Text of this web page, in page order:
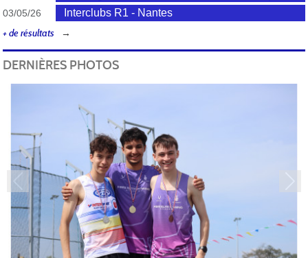
03/05/26
Interclubs R1 - Nantes
+ de résultats
DERNIÈRES PHOTOS
Précedent